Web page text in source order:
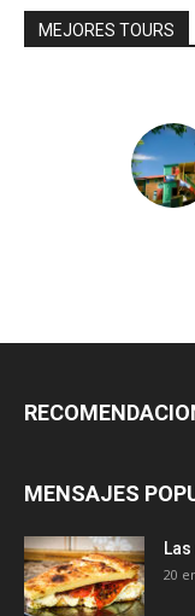
MEJORES TOURS
MENSAJES
20